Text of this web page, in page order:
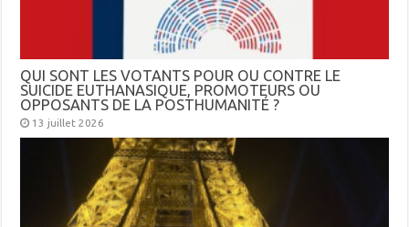
QUI SONT LES VOTANTS POUR OU CONTRE LE
SUICIDE EUTHANASIQUE, PROMOTEURS OU
OPPOSANTS DE LA POSTHUMANITÉ ?
13 juillet 2026